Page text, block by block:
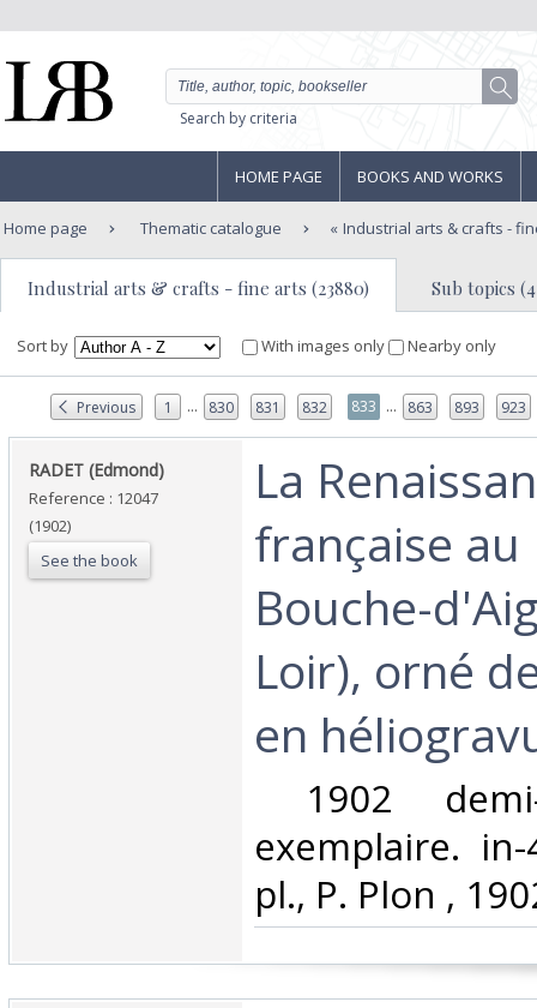
Search by criteria
HOME PAGE BOOKS AND WORKS
Home page Thematic catalogue Industrial arts & crafts -
Industrial arts & crafts - fine arts (23880) Sub topics
Sort by With images only Nearby only
Previous 1 ... 830 831 832 833 ... 863 893 923
‎RADET (Edmond)‎
Reference : 12047
(1902)
See the book
‎La
française
Bouche-
Loir), orné
en
1902
exemplaire.
pl., P. Plon ,